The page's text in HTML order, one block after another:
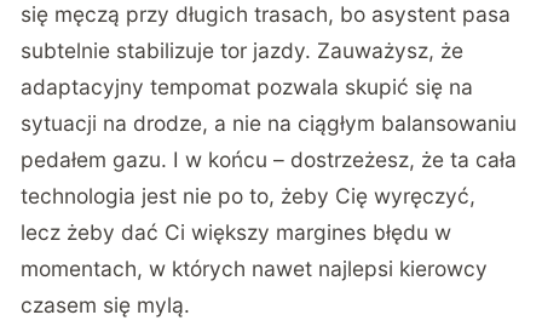
się męczą przy długich trasach, bo asystent pasa
subtelnie stabilizuje tor jazdy. Zauważysz, że
adaptacyjny tempomat pozwala skupić się na
sytuacji na drodze, a nie na ciągłym balansowaniu
pedałem gazu. I w końcu – dostrzeżesz, że ta cała
technologia jest nie po to, żeby Cię wyręczyć,
lecz żeby dać Ci większy margines błędu w
momentach, w których nawet najlepsi kierowcy
czasem się mylą.